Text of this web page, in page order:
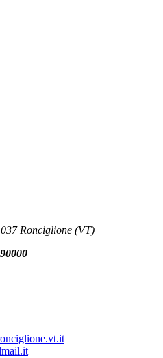
Ronciglione (VT)